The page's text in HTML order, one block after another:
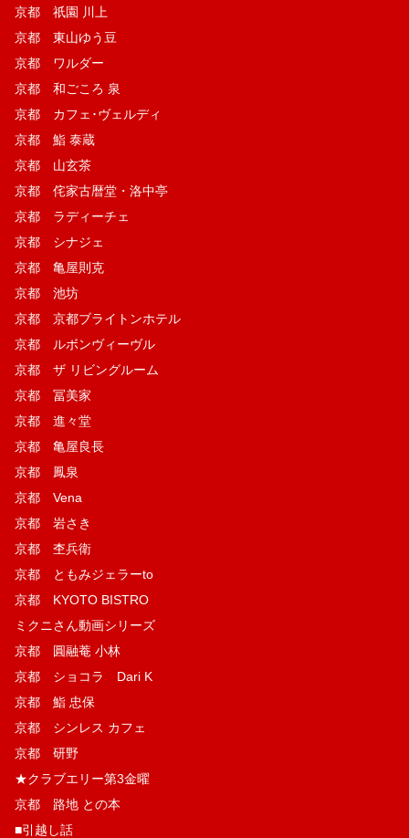
京都 祇園 川上
京都 東山ゆう豆
京都 ワルダー
京都 和ごころ 泉
京都 カフェ･ヴェルディ
京都 鮨 泰蔵
京都 山玄茶
京都 侘家古暦堂・洛中亭
京都 ラディーチェ
京都 シナジェ
京都 亀屋則克
京都 池坊
京都 京都ブライトンホテル
京都 ルボンヴィーヴル
京都 ザ リビングルーム
京都 冨美家
京都 進々堂
京都 亀屋良長
京都 鳳泉
京都 Vena
京都 岩さき
京都 杢兵衛
京都 ともみジェラーto
京都 KYOTO BISTRO
ミクニさん動画シリーズ
京都 圓融菴 小林
京都 ショコラ Dari K
京都 鮨 忠保
京都 シンレス カフェ
京都 研野
★クラブエリー第3金曜
京都 路地 との本
■引越し話